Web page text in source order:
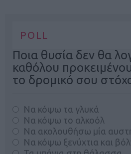
POLL
Ποια θυσία δεν θα
καθόλου
το δρομικό σου
Να κόψω τα γλυκά
Να κόψω το αλκοόλ
Να ακολουθήσω μία
Να κόψω ξενύχτια και